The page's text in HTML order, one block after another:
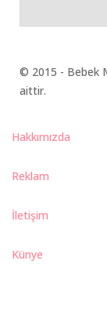
© 2015 - Bebek
aittir.
Hakkımızda
Reklam
İletişim
Künye